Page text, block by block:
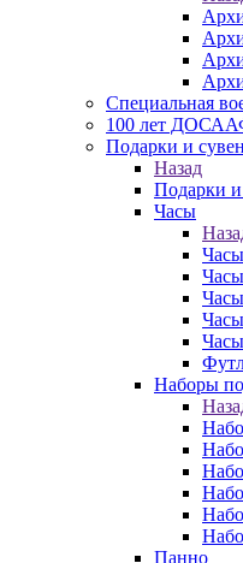
Специальная
100 лет
Подарки и
Назад
Подарки
Часы
Часы
Наборы
Панно